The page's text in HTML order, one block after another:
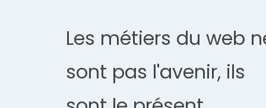
Les métiers du web
sont pas l'avenir, ils